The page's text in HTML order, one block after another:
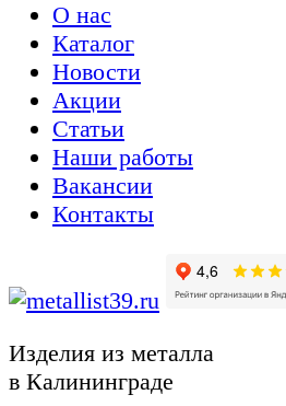
О нас
Каталог
Новости
Акции
Статьи
Наши работы
Вакансии
Контакты
Изделия из металла
в Калининграде